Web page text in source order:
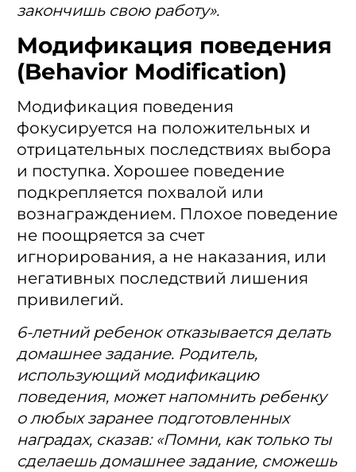
закончишь свою работу».
Модификация поведения
(Behavior Modification)
Модификация поведения
фокусируется на положительных и
отрицательных последствиях выбора
и поступка. Хорошее поведение
подкрепляется похвалой или
вознаграждением. Плохое поведение
не поощряется за счет
игнорирования, а не наказания, или
негативных последствий лишения
привилегий.
6-летний ребенок отказывается делать
домашнее задание. Родитель,
использующий модификацию
поведения, может напомнить ребенку
о любых заранее подготовленных
наградах, сказав: «Помни, как только ты
сделаешь домашнее задание, сможешь